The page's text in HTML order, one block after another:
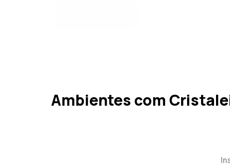
Ambientes com